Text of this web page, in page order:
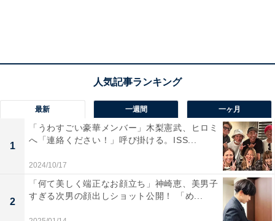
最新 一週間 一ヶ月
1
「うわすごい豪華メンバー」木梨憲武、ヒロミ
へ「連絡ください！」呼び掛ける。ISS...
2024/10/17
2
「何て美しく端正なお顔立ち」神崎恵、美男子
すぎる次男の顔出しショット公開！ 「め...